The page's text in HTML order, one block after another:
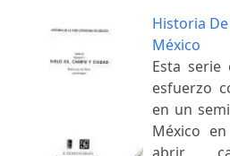
Historia
México
Esta
esfuerzo
en un
México